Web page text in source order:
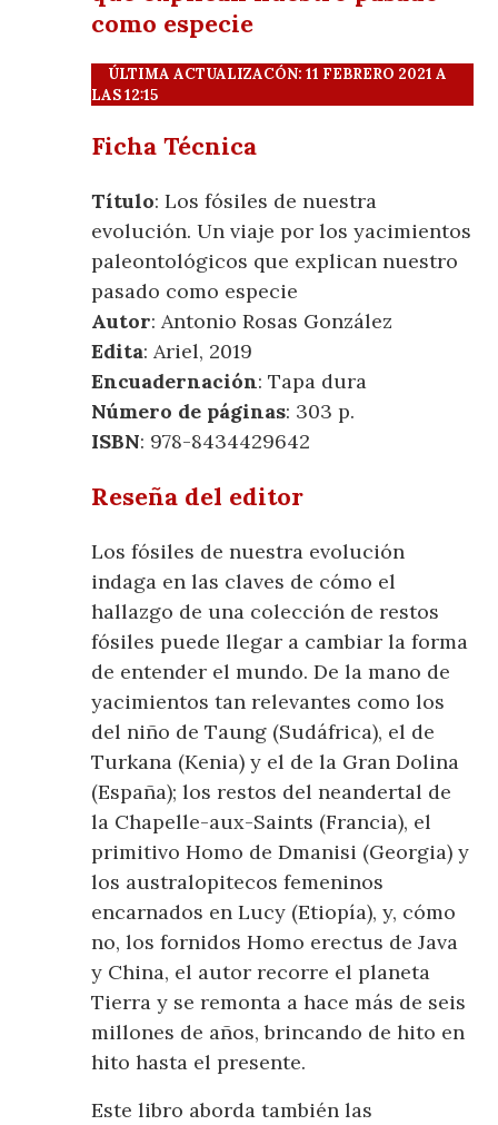
como especie
ÚLTIMA ACTUALIZACÓN: 11 FEBRERO 2021 A
LAS 12:15
Ficha Técnica
Título: Los fósiles de nuestra
evolución. Un viaje por los yacimientos
paleontológicos que explican nuestro
pasado como especie
Autor: Antonio Rosas González
Edita: Ariel, 2019
Encuadernación: Tapa dura
Número de páginas: 303 p.
ISBN: 978-8434429642
Reseña del editor
Los fósiles de nuestra evolución
indaga en las claves de cómo el
hallazgo de una colección de restos
fósiles puede llegar a cambiar la forma
de entender el mundo. De la mano de
yacimientos tan relevantes como los
del niño de Taung (Sudáfrica), el de
Turkana (Kenia) y el de la Gran Dolina
(España); los restos del neandertal de
la Chapelle-aux-Saints (Francia), el
primitivo Homo de Dmanisi (Georgia) y
los australopitecos femeninos
encarnados en Lucy (Etiopía), y, cómo
no, los fornidos Homo erectus de Java
y China, el autor recorre el planeta
Tierra y se remonta a hace más de seis
millones de años, brincando de hito en
hito hasta el presente.
Este libro aborda también las